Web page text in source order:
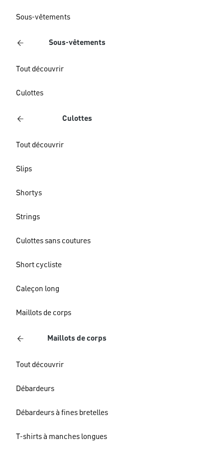
Sous-vêtements
Sous-vêtements
Tout découvrir
Culottes
Culottes
Tout découvrir
Slips
Shortys
Strings
Culottes sans coutures
Short cycliste
Caleçon long
Maillots de corps
Maillots de corps
Tout découvrir
Débardeurs
Débardeurs à fines bretelles
T-shirts à manches longues